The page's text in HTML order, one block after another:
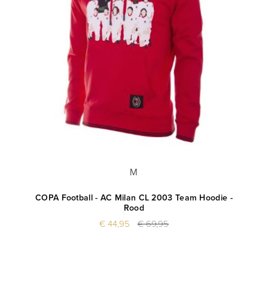
M
COPA Football - AC Milan CL 2003 Team Hoodie -
Rood
€ 44,95 € 69,95